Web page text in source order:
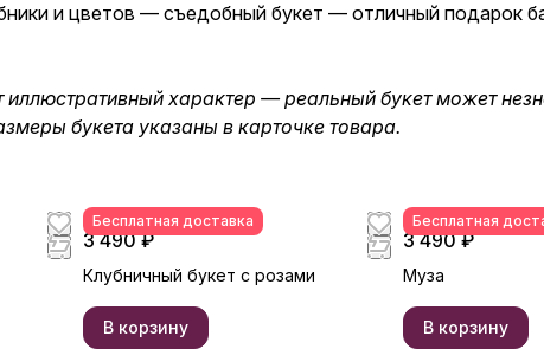
и цветов — съедобный букет — отличный подарок
характер — реальный букет может
букета указаны в карточке товара.
Бесплатная доставка
3 490 ₽
Клубничный букет с розами
В корзину
Бесплатная
3 490 ₽
Муза
В корзину